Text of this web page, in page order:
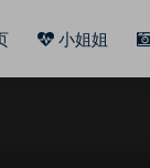
小姐姐